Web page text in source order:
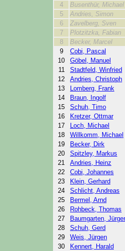
4
Busenthür, Michael
5
Andries, Simon
6
Zavelberg, Sven
7
Plotzitzka, Fabian
8
Becker, Marcel
9
Cobi, Pascal
10
Göbel, Manuel
11
Stadtfeld, Winfried
12
Andries, Christoph
13
Lomberg, Frank
14
Braun, Ingolf
15
Schuh, Timo
16
Kretzer, Ottmar
17
Loch, Michael
18
Willkomm, Michael
19
Becker, Dirk
20
Spitzley, Markus
21
Andries, Heinz
22
Cobi, Johannes
23
Klein, Gerhard
24
Schlicht, Andreas
25
Bermel, Arnd
26
Rohbeck, Thomas
27
Baumgarten,
28
Schuh, Gerd
29
Weis, Jürgen
30
Kennert, Harald